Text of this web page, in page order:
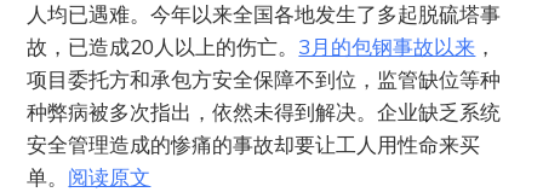
人均已遇难。今年以来全国各地发生了多起脱硫塔事
故，已造成20人以上的伤亡。 3月的包钢事故以来 ，
项目委托方和承包方安全保障不到位，监管缺位等种
种弊病被多次指出，依然未得到解决。企业缺乏系统
安全管理造成的惨痛的事故却要让工人用性命来买
单。 阅读原文